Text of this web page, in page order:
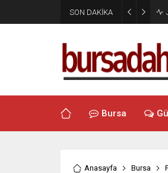
SON DAKİKA
Bursa
Anasayfa Bursa